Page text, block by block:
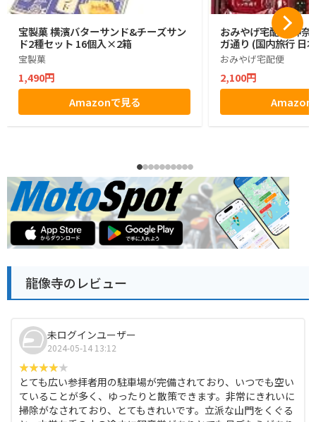
宝製菓 横濱バターサンド&チーズサン
ド2種セット 16個入×2箱
宝製菓
1,490円
Amazonで見る
おみやげ宅配便 神奈
ガ通り (国内旅行 日
おみやげ宅配便
2,100円
Amazon
龍像寺のレビュー
未ログインユーザー
2024-05-14 13:12
とても広い参拝者用の駐車場が完備されており、いつでも空い
ていることが多く、ゆったりと散策できます。非常にきれいに
掃除がなされており、とてもきれいです。立派な山門をくぐる